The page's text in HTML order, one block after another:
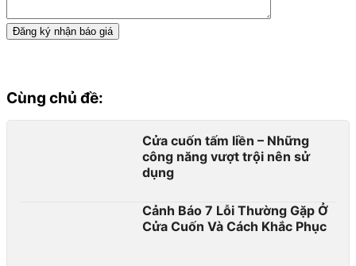
Cùng chủ đề:
Cửa cuốn tấm liền – Những
công năng vượt trội nên sử
dụng
Cảnh Báo 7 Lỗi Thường Gặp Ở
Cửa Cuốn Và Cách Khắc Phục